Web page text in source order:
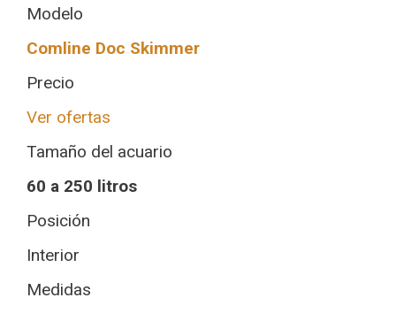
Modelo
Comline Doc Skimmer
Precio
Ver ofertas
Tamaño del acuario
60 a 250 litros
Posición
Interior
Medidas